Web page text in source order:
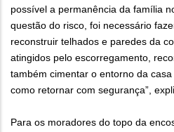
possível a permanência da família
questão do risco, foi necessário
reconstruir telhados e paredes da
atingidos pelo escorregamento,
também cimentar o entorno da
como retornar com segurança”,
Para os moradores do topo da